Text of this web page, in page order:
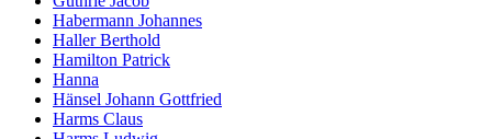
Habermann Johannes
Haller Berthold
Hamilton Patrick
Hanna
Hänsel Johann Gottfried
Harms Claus